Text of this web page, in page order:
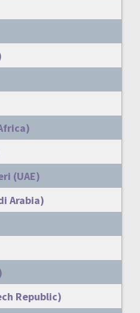
(UAE)
Arabia)
Republic)